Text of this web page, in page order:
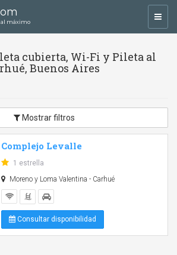
al máximo
cubierta, Wi-Fi y Pileta al
Buenos Aires
Mostrar filtros
Complejo Levalle
1 estrella
Moreno y Loma Valentina - Carhué
Consultar disponibilidad